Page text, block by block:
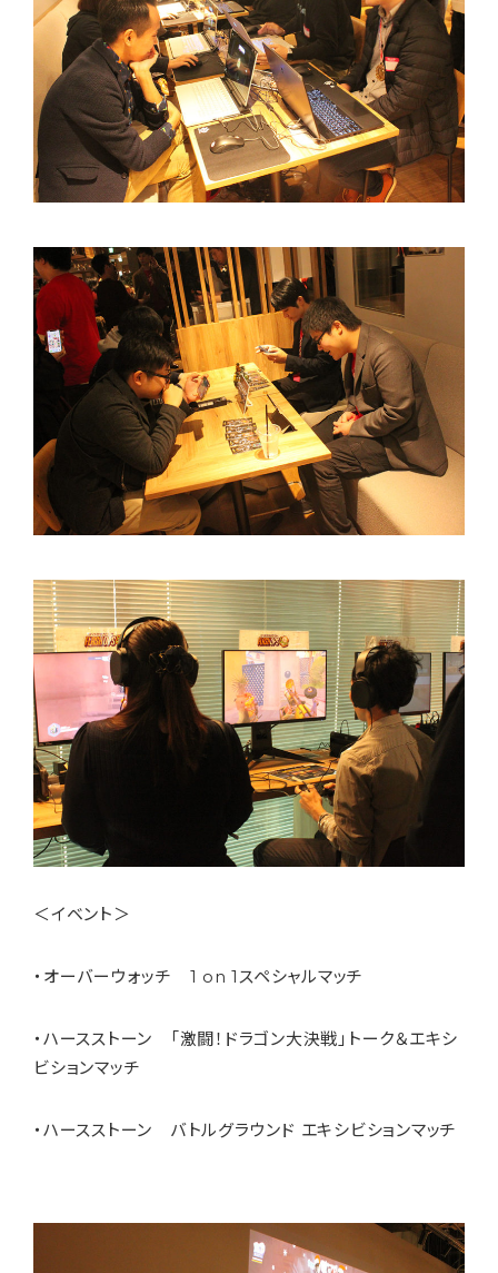
＜イベント＞
・オーバーウォッチ 1 on 1スペシャルマッチ
・ハースストーン 「激闘！ドラゴン大決戦」トーク＆エキシ
ビションマッチ
・ハースストーン バトルグラウンド エキシビションマッチ